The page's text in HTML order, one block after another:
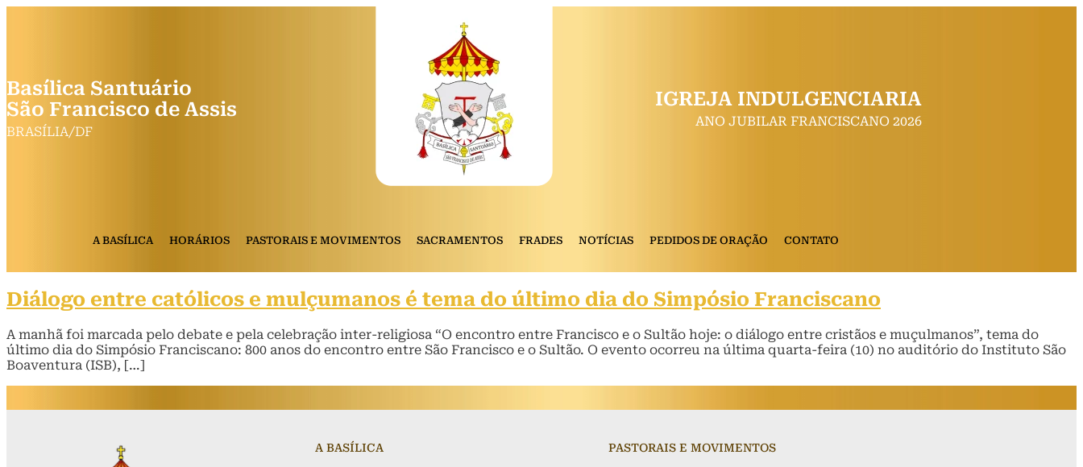
Basílica Santuário
São Francisco de Assis
BRASÍLIA/DF
IGREJA INDULGENCIARIA
ANO JUBILAR FRANCISCANO 2026
A BASÍLICA HORÁRIOS PASTORAIS E MOVIMENTOS SACRAMENTOS FRADES NOTÍCIAS PEDIDOS DE ORAÇÃO CONTATO
Diálogo entre católicos e mulçumanos é tema do último dia do Simpósio Franciscano
A manhã foi marcada pelo debate e pela celebração inter-religiosa “O encontro entre Francisco e o Sultão hoje: o diálogo entre cristãos e muçulmanos”, tema do
último dia do Simpósio Franciscano: 800 anos do encontro entre São Francisco e o Sultão. O evento ocorreu na última quarta-feira (10) no auditório do Instituto São
Boaventura (ISB), […]
A BASÍLICA PASTORAIS E MOVIMENTOS